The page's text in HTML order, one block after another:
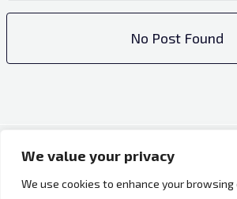
We value your privacy
We use cookies to enhance your browsing
No Post Found
Copyright © 2026 Bh
O nama